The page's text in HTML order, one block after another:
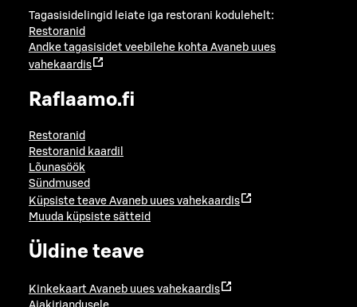
Tagasisidelingid leiate iga restorani kodulehelt:
Restoranid
Andke tagasisidet veebilehe kohta Avaneb uues
vahekaardis
Raflaamo.fi
Restoranid
Restoranid kaardil
Lõunasöök
Sündmused
Küpsiste teave Avaneb uues vahekaardis
Muuda küpsiste sätteid
Üldine teave
Kinkekaart Avaneb uues vahekaardis